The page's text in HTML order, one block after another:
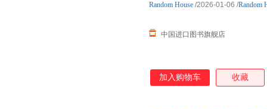
中国进口图书旗舰店
Random House /2026-01-06 /Random
加入购物车 收藏